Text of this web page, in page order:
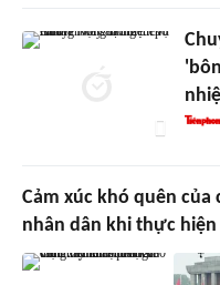
Cảm xúc khó quên
nhân dân khi thực